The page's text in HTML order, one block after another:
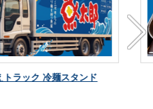
飯 俺のモーニング